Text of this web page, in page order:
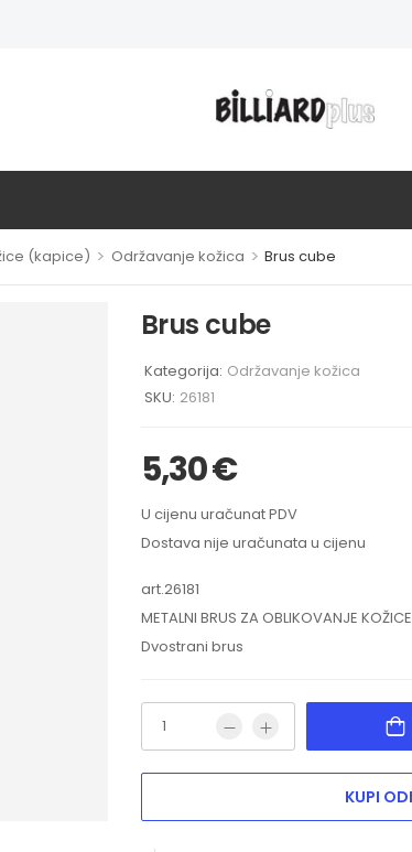
(kapice) > Održavanje kožica > Brus cube
Brus cube
Kategorija: Održavanje kožica
SKU: 26181
5,30€
U cijenu uračunat PDV
Dostava nije uračunata u cijenu
art.26181
METALNI BRUS ZA OBLIKOVANJE KOŽICE
Dvostrani brus
KUPI